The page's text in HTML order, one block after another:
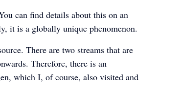
can find details about this on an
it is a globally unique phenomenon.
There are two streams that are
Therefore, there is an
which I, of course, also visited and